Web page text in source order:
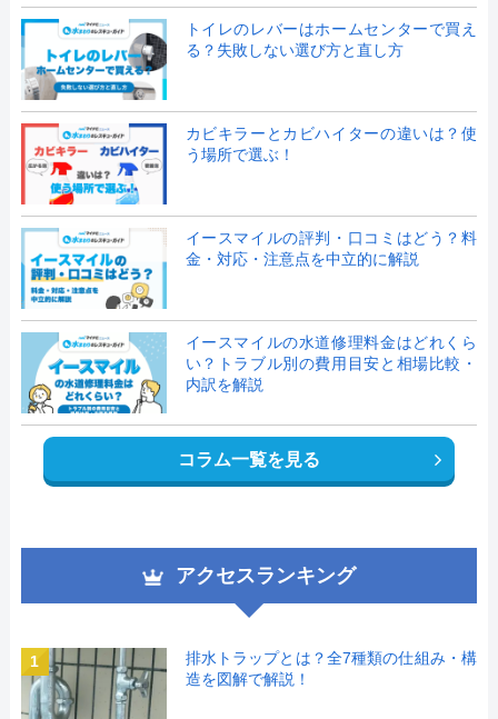
トイレのレバーはホームセンターで買え
る？失敗しない選び方と直し方
カビキラーとカビハイターの違いは？使
う場所で選ぶ！
イースマイルの評判・口コミはどう？料
金・対応・注意点を中立的に解説
イースマイルの水道修理料金はどれくら
い？トラブル別の費用目安と相場比較・
内訳を解説
コラム一覧を見る
アクセスランキング
1
排水トラップとは？全7種類の仕組み・構
造を図解で解説！